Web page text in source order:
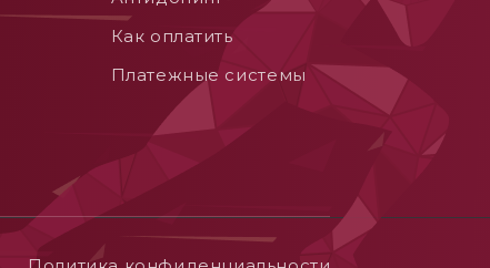
Как оплатить
Платежные системы